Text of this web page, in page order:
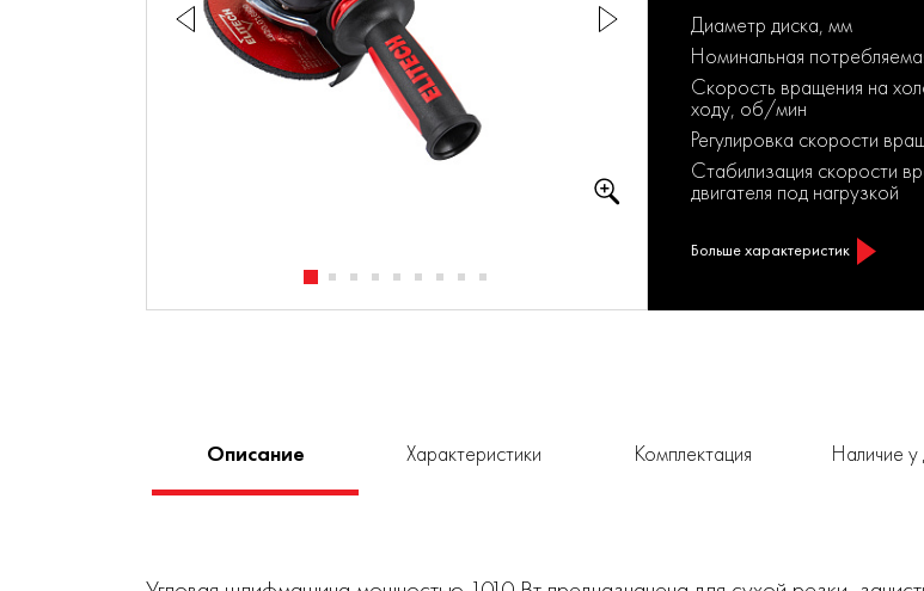
Диаметр диска, мм
Номинальная
Скорость вращения на
ходу, об/мин
Регулировка скорости
Стабилизация скорости
двигателя под нагрузкой
Больше характеристик
Описание Характеристики Комплектация Наличие у